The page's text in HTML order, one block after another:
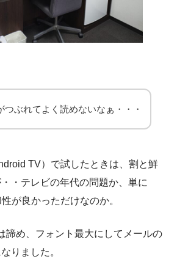
つぶれてよく読めないなぁ・・・
TV）で試したときは、割と鮮
・テレビの年代の問題か、単に
が良かっただけなのか。
諦め、フォント最大にしてメールの
りました。